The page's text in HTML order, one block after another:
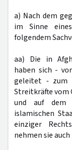
a) Nach dem
im Sinne
folgendem
aa) Die in
haben sich -
geleitet - zum
Streitkräfte vom
und auf dem
islamischen
einziger
nehmen sie